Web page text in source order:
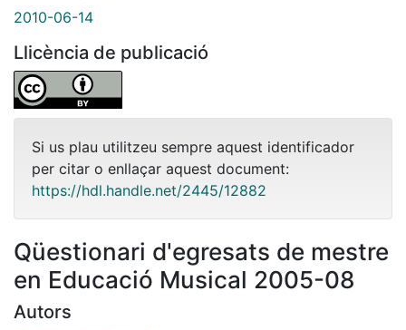
2010-06-14
Llicència de publicació
Si us plau utilitzeu sempre aquest identificador
per citar o enllaçar aquest document:
https://hdl.handle.net/2445/12882
Qüestionari d'egresats de mestre
en Educació Musical 2005-08
Autors